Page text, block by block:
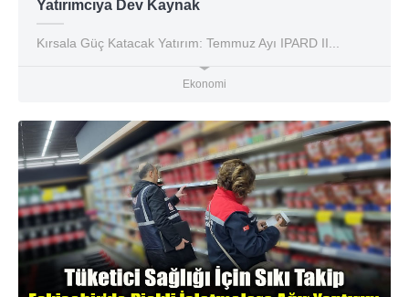
Yatırımcıya Dev Kaynak
Kırsala Güç Katacak Yatırım: Temmuz Ayı IPARD II...
Ekonomi